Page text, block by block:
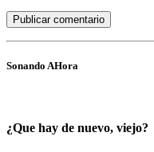
Sonando AHora
¿Que hay de nuevo, viejo?